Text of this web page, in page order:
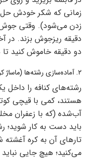
زمانی که شکر خودش
زدن می‌شود). وقتی جوش
دقیقه ریزجوش بزند. در
دو دقیقه خاموش کنید
۲. آماده‌سازی رشته‌ها (ماساژ کره)
رشته‌های کنافه را داخل
هستند، کمی با قیچی
آب‌شده (که با زعفران
باید دست به کار شوید؛
تارهای آن به کره آغشته
می‌کنید؛ هیچ جایی